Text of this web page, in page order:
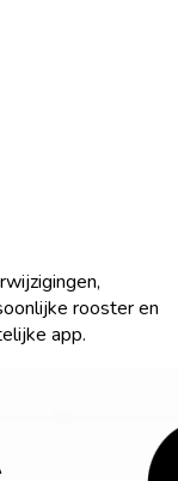
rooster en
app.